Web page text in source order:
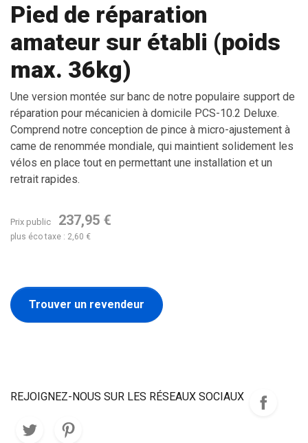
Pied de réparation
amateur sur établi (poids
max. 36kg)
Une version montée sur banc de notre populaire support de
réparation pour mécanicien à domicile PCS-10.2 Deluxe.
Comprend notre conception de pince à micro-ajustement à
came de renommée mondiale, qui maintient solidement les
vélos en place tout en permettant une installation et un
retrait rapides.
Prix public 237,95 €
plus éco taxe : 2,60 €
Trouver un revendeur
REJOIGNEZ-NOUS SUR LES RÉSEAUX SOCIAUX